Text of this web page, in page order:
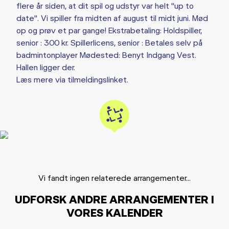
flere år siden, at dit spil og udstyr var helt "up to
date". Vi spiller fra midten af august til midt juni. Mød
op og prøv et par gange! Ekstrabetaling: Holdspiller,
senior : 300 kr. Spillerlicens, senior : Betales selv på
badmintonplayer Mødested: Benyt Indgang Vest.
Hallen ligger der.
Læs mere via tilmeldingslinket.
Vi fandt ingen relaterede arrangementer...
UDFORSK ANDRE ARRANGEMENTER I
VORES KALENDER